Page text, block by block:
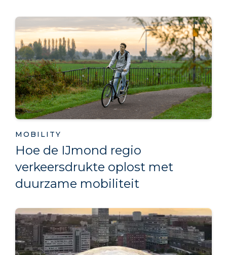
MOBILITY
Hoe de IJmond regio
verkeersdrukte oplost met
duurzame mobiliteit